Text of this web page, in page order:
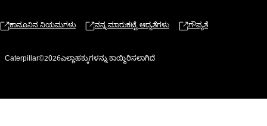
ಕಾನೂನಿನ ನಿಯಮಗಳು ನನ್ನ ಮಾರುಕಟ್ಟೆ ಆದ್ಯತೆಗಳು ಗೌಪ್ಯತೆ
Caterpillar©2026ಎಲ್ಲಾಹಕ್ಕುಗಳನ್ನು ಕಾಯ್ದಿರಿಸಲಾಗಿದೆ